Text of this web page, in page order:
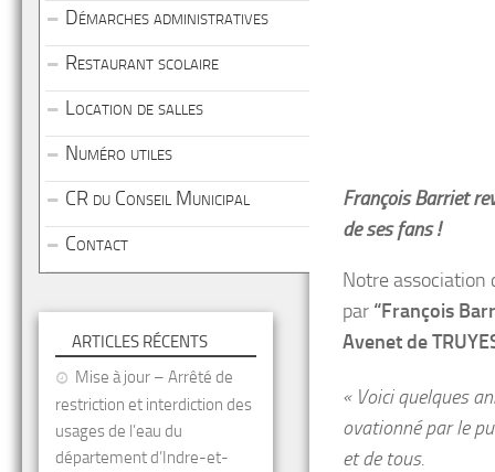
François Barriet
de ses fans !
Notre association
par “François
Avenet de
« Voici quelques
ovationné par le
et de tous.
Démarches administratives
Restaurant scolaire
Location de salles
Numéro utiles
CR du Conseil Municipal
Contact
ARTICLES RÉCENTS
Mise à jour – Arrêté de
restriction et interdiction des
usages de l’eau du
département d’Indre-et-